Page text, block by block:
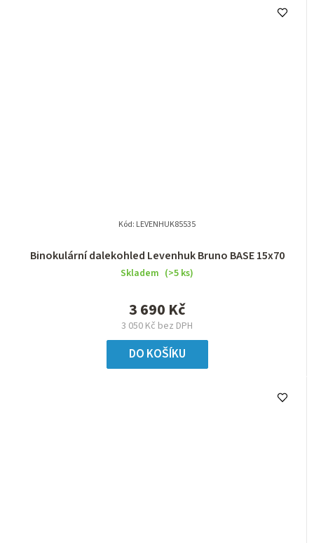
Binokulární dalekohled Levenhuk Bruno BASE 15x70
Skladem (>5 ks)
3 050 Kč bez DPH
3 690 Kč
DO KOŠÍKU
Kód: LEVENHUK85535